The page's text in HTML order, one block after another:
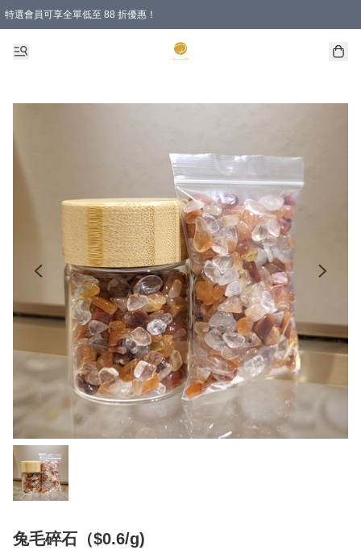
特選會員可享全單低至 88 折優惠！
兔毛碎石（$0.6/g)